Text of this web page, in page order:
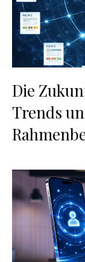
Die
Trends